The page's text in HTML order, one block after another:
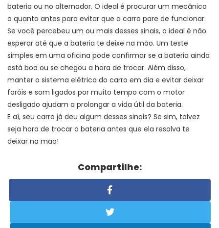
bateria ou no alternador. O ideal é procurar um mecânico
o quanto antes para evitar que o carro pare de funcionar.
Se você percebeu um ou mais desses sinais, o ideal é não
esperar até que a bateria te deixe na mão. Um teste
simples em uma oficina pode confirmar se a bateria ainda
está boa ou se chegou a hora de trocar. Além disso,
manter o sistema elétrico do carro em dia e evitar deixar
faróis e som ligados por muito tempo com o motor
desligado ajudam a prolongar a vida útil da bateria.
E aí, seu carro já deu algum desses sinais? Se sim, talvez
seja hora de trocar a bateria antes que ela resolva te
deixar na mão!
Compartilhe: